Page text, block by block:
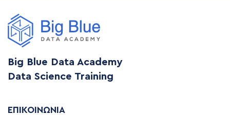
Big Blue Data Academy
Data Science Training
ΕΠΙΚΟΙΝΩΝΊΑ